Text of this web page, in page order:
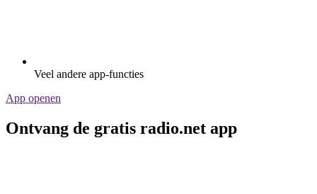
Veel andere app-functies
App openen
Ontvang de gratis radio.net app